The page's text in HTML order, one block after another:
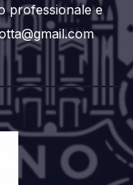
professionale e